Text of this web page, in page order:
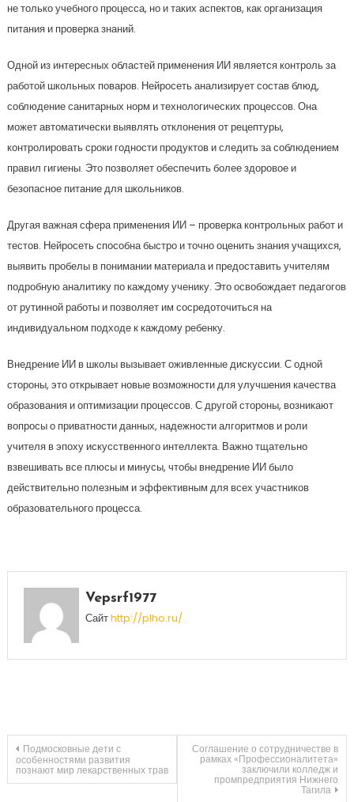
не только учебного процесса, но и таких аспектов, как организация
питания и проверка знаний.
Одной из интересных областей применения ИИ является контроль за
работой школьных поваров. Нейросеть анализирует состав блюд,
соблюдение санитарных норм и технологических процессов. Она
может автоматически выявлять отклонения от рецептуры,
контролировать сроки годности продуктов и следить за соблюдением
правил гигиены. Это позволяет обеспечить более здоровое и
безопасное питание для школьников.
Другая важная сфера применения ИИ – проверка контрольных работ и
тестов. Нейросеть способна быстро и точно оценить знания учащихся,
выявить пробелы в понимании материала и предоставить учителям
подробную аналитику по каждому ученику. Это освобождает педагогов
от рутинной работы и позволяет им сосредоточиться на
индивидуальном подходе к каждому ребенку.
Внедрение ИИ в школы вызывает оживленные дискуссии. С одной
стороны, это открывает новые возможности для улучшения качества
образования и оптимизации процессов. С другой стороны, возникают
вопросы о приватности данных, надежности алгоритмов и роли
учителя в эпоху искусственного интеллекта. Важно тщательно
взвешивать все плюсы и минусы, чтобы внедрение ИИ было
действительно полезным и эффективным для всех участников
образовательного процесса.
Vepsrf1977
Сайтhttp://plho.ru/
Навигация
по
Подмосковные дети с
особенностями развития
познают мир лекарственных трав
Соглашение о сотрудничестве в
рамках «Профессионалитета»
заключили колледж и
промпредприятия Нижнего
Тагила